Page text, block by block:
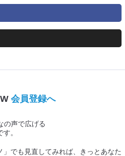
会員登録へ
の声で広げる
。
でも見直してみれば、きっとあなた